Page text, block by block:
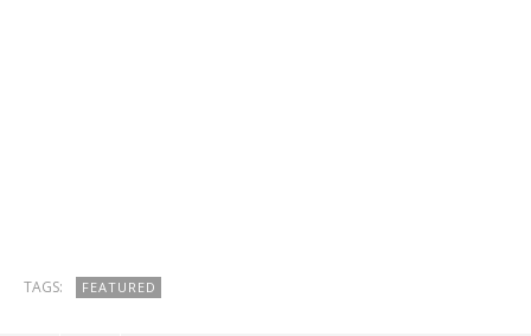
TAGS: FEATURED